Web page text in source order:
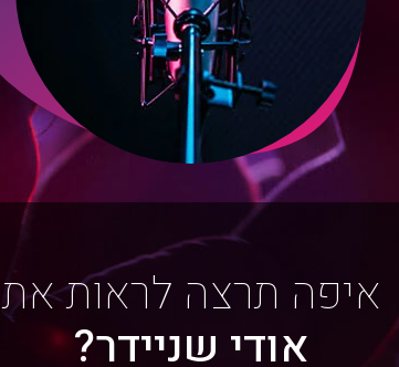
איפה תרצה לראות את
אודי שניידר?